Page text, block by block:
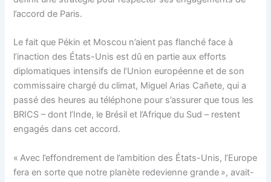
l’accord de Paris.
Le fait que Pékin et Moscou n’aient pas flanché face à
l’inaction des États-Unis est dû en partie aux efforts
diplomatiques intensifs de l’Union européenne et de son
commissaire chargé du climat, Miguel Arias Cañete, qui a
passé des heures au téléphone pour s’assurer que tous les
BRICS – dont l’Inde, le Brésil et l’Afrique du Sud – restent
engagés dans cet accord.
« Avec l’effondrement de l’ambition des États-Unis, l’Europe
fera en sorte que notre planète redevienne grande », avait-